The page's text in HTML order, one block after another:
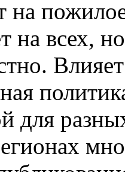
на
на всех,
для